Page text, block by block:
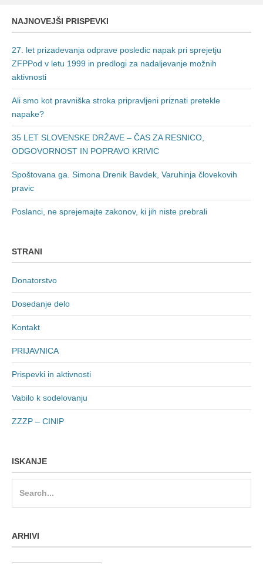
NAJNOVEJŠI PRISPEVKI
27. let prizadevanja odprave posledic napak pri sprejetju
ZFPPod v letu 1999 in predlogi za nadaljevanje možnih
aktivnosti
Ali smo kot pravniška stroka pripravljeni priznati pretekle
napake?
35 LET SLOVENSKE DRŽAVE – ČAS ZA RESNICO,
ODGOVORNOST IN POPRAVO KRIVIC
Spoštovana ga. Simona Drenik Bavdek, Varuhinja človekovih
pravic
Poslanci, ne sprejemajte zakonov, ki jih niste prebrali
STRANI
Donatorstvo
Dosedanje delo
Kontakt
PRIJAVNICA
Prispevki in aktivnosti
Vabilo k sodelovanju
ZZZP – CINIP
ISKANJE
ARHIVI
Arhivi